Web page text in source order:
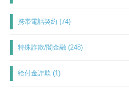
携帯電話契約 (74)
特殊詐欺/闇金融 (248)
給付金詐欺 (1)